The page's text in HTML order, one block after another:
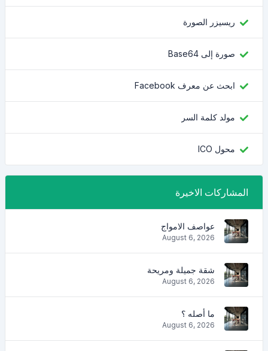
ريسيزر الصورة
صورة إلى Base64
ابحث عن معرف Facebook
مولد كلمة السر
محول ICO
المشاركات الاخيرة
عواصف الامواج
August 6, 2026
شقة جميلة ومريحة
August 6, 2026
ما أصله ؟
August 6, 2026